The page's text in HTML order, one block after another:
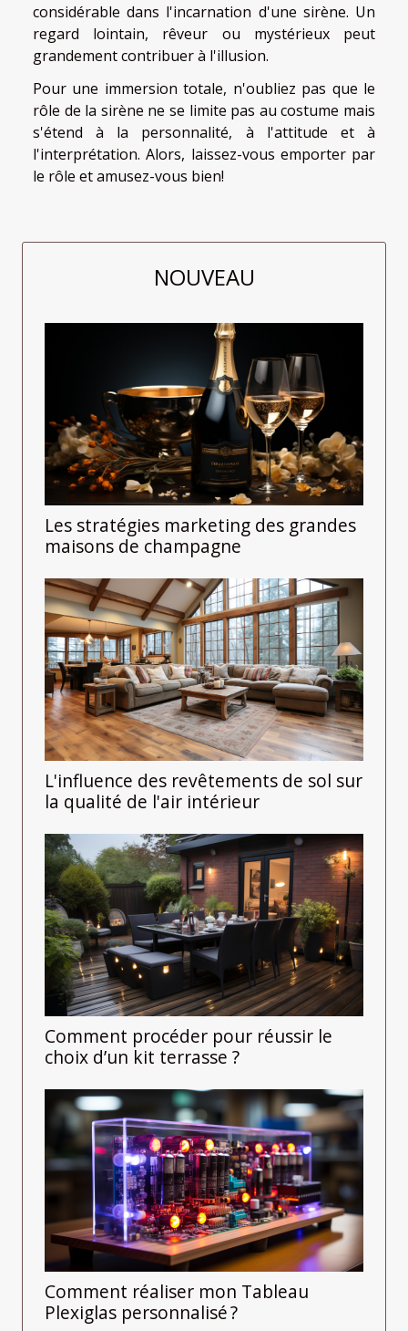
considérable dans l'incarnation d'une sirène. Un
regard lointain, rêveur ou mystérieux peut
grandement contribuer à l'illusion.
Pour une immersion totale, n'oubliez pas que le
rôle de la sirène ne se limite pas au costume mais
s'étend à la personnalité, à l'attitude et à
l'interprétation. Alors, laissez-vous emporter par
le rôle et amusez-vous bien!
NOUVEAU
Les stratégies marketing des grandes
maisons de champagne
L'influence des revêtements de sol sur
la qualité de l'air intérieur
Comment procéder pour réussir le
choix d’un kit terrasse ?
Comment réaliser mon Tableau
Plexiglas personnalisé ?